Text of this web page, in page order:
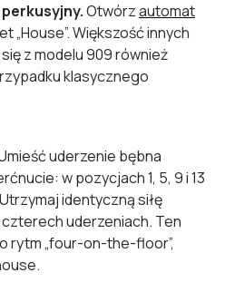
Otwórzautomat
„House”. Większość innych
z modelu 909 również
klasycznego
uderzenie bębna
w pozycjach 1, 5, 9 i 13
identyczną siłę
uderzeniach. Ten
rytm „four-on-the-floor”,